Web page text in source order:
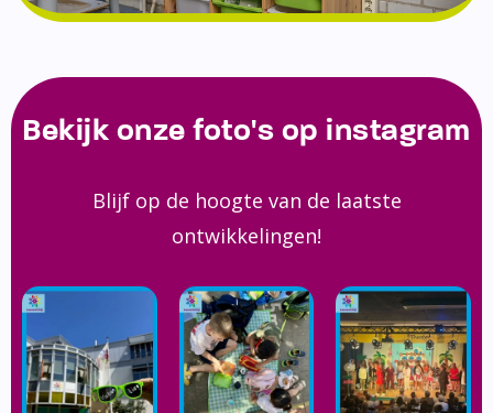
Bekijk onze foto's op instagram
Blijf op de hoogte van de laatste
ontwikkelingen!